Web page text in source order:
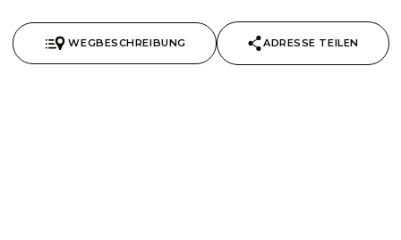
WEGBESCHREIBUNG ADRESSE TEILEN